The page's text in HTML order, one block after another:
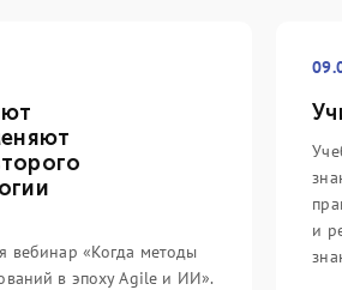
4,
вебинар «Когда методы
в эпоху Agile и ИИ».
и